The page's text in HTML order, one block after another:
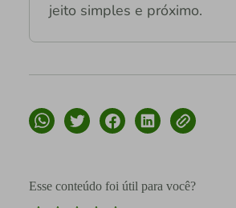
jeito simples e próximo.
Esse conteúdo foi útil para você?